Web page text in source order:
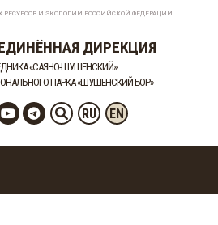
И ЭКОЛОГИИ РОССИЙСКОЙ ФЕДЕРАЦИИ
ДИРЕКЦИЯ
«САЯНО-ШУШЕНСКИЙ»
ПАРКА «ШУШЕНСКИЙ БОР»
RU EN